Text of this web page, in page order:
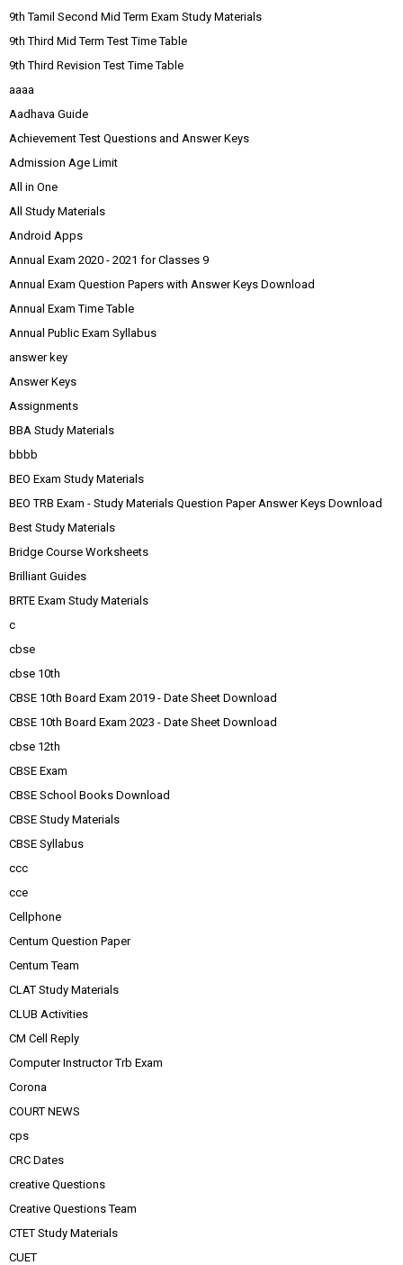
9th Tamil Second Mid Term Exam Study Materials
9th Third Mid Term Test Time Table
9th Third Revision Test Time Table
aaaa
Aadhava Guide
Achievement Test Questions and Answer Keys
Admission Age Limit
All in One
All Study Materials
Android Apps
Annual Exam 2020 - 2021 for Classes 9
Annual Exam Question Papers with Answer Keys Download
Annual Exam Time Table
Annual Public Exam Syllabus
answer key
Answer Keys
Assignments
BBA Study Materials
bbbb
BEO Exam Study Materials
BEO TRB Exam - Study Materials Question Paper Answer Keys Download
Best Study Materials
Bridge Course Worksheets
Brilliant Guides
BRTE Exam Study Materials
c
cbse
cbse 10th
CBSE 10th Board Exam 2019 - Date Sheet Download
CBSE 10th Board Exam 2023 - Date Sheet Download
cbse 12th
CBSE Exam
CBSE School Books Download
CBSE Study Materials
CBSE Syllabus
ccc
cce
Cellphone
Centum Question Paper
Centum Team
CLAT Study Materials
CLUB Activities
CM Cell Reply
Computer Instructor Trb Exam
Corona
COURT NEWS
cps
CRC Dates
creative Questions
Creative Questions Team
CTET Study Materials
CUET